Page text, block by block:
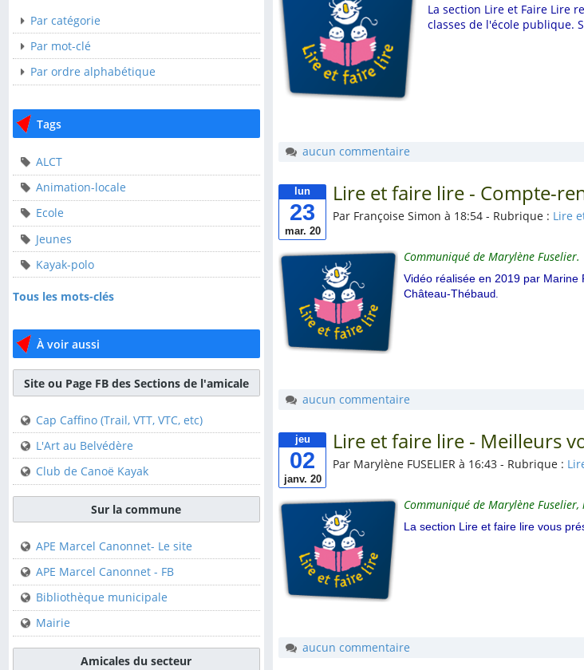
Table des matières
Par catégorie
Par ordre alphabétique
Tags
ALCT
Animation-locale
Ecole
Jeunes
Tous les mots-clés
Site ou Page FB des
Sections de l'amicale
Cap Caffino (Trail, VTT,
Club de Canoë Kayak
Sur la commune
APE Marcel Canonnet-
Le site
Par catégorie
Par mot-clé
Par ordre alphabétique
Tags
ALCT
Animation-locale
Ecole
Jeunes
Kayak-polo
Tous les mots-clés
À voir aussi
Site ou Page FB des Sections de l'amicale
Cap Caffino (Trail, VTT, VTC, etc)
L'Art au Belvédère
Club de Canoë Kayak
Sur la commune
APE Marcel Canonnet- Le site
APE Marcel Canonnet - FB
Bibliothèque municipale
Mairie
Amicales du secteur
La section Lire et Faire Lire
classes de l'école publique.
aucun commentaire
lun
23
mar. 20
Lire et faire lire - Compte-
Par Françoise Simon à 18:54 - Rubrique : Lire
Communiqué de Marylène Fuselier.
Vidéo réalisée en 2019 par
Château-Thébaud.
aucun commentaire
jeu
02
janv. 20
Lire et faire lire - Meilleurs
Par Marylène FUSELIER à 16:43 - Rubrique :
Communiqué de Marylène
La section Lire et faire lire vous
aucun commentaire